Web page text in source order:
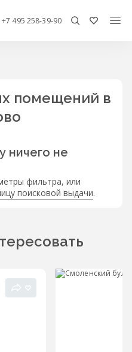
+7 495 258-39-90
помещений в
ничего не
фильтра, или
поисковой выдачи.